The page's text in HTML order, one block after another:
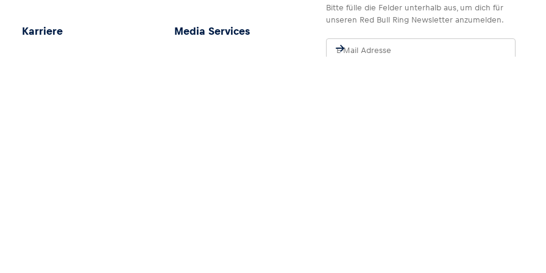
Karriere Media Services
Bitte fülle die Felder unterhalb aus, um dich für
unseren Red Bull Ring Newsletter anzumelden.